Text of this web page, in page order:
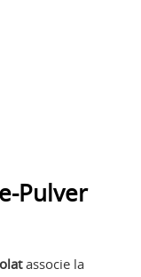
Pulver
associe la